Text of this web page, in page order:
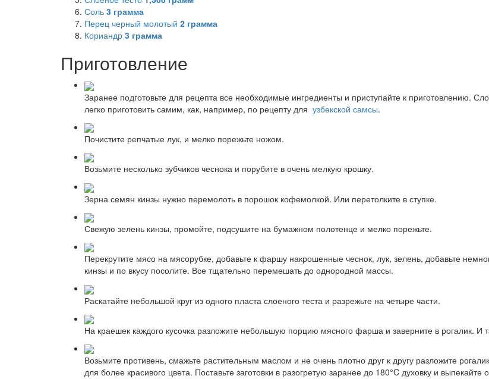
Соль 3 грамма
Перец черный молотый 2 грамма
Кориандр 3 грамма
Приготовление
Заранее подготовьте для рецепта все необходимые ингредиенты и приступайте к приготовлению.
легко приготовить самим, как, например, по рецепту для узбекской самсы.
Почистите репчатые лук, и мелко порежьте ножом.
Возьмите несколько зубчиков чеснока и порубите в очень мелкую крошку.
Зерна семян кинзы нужно перемолоть в порошок кофемолкой. Или перетолките в ступке.
Свежую зелень кинзы, промойте, подсушите на бумажном полотенце и мелко порежьте.
Перекрутите мясо на мясорубке, добавьте к фаршу накрошенные чеснок, лук, зелень, добавьте
кинзы и по вкусу посолите. Все тщательно перемешать до однородной массы.
Раскатайте небольшой круг из одного пласта слоеного теста и разрежьте на четыре части.
На краешек каждого кусочка разложите небольшую порцию мясного фарша и заверните в рогалик. И
Возьмите противень, смажьте растительным маслом и не очень плотно друг к другу разложите
для более красивого цвета. Поставьте заготовки в разогретую заранее до 180°C духовку и выпекайте